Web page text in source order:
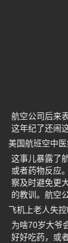
航空公司后来
这年纪了还闹
美国航班空中
这事儿暴露了
或者药物反应
察及时避免更
的教训。航空
飞机上老人失
为啥70岁大爷
好好吃药，或